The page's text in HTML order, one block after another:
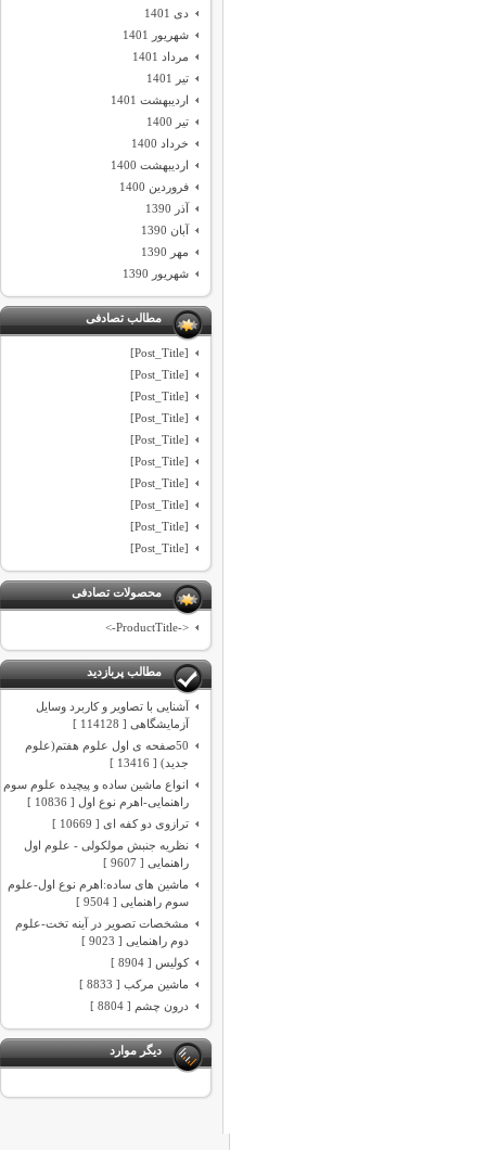
دی 1401
شهریور 1401
مرداد 1401
تیر 1401
اردیبهشت 1401
تیر 1400
خرداد 1400
اردیبهشت 1400
فروردین 1400
آذر 1390
آبان 1390
مهر 1390
شهریور 1390
مطالب تصادفی
[Post_Title]
[Post_Title]
[Post_Title]
[Post_Title]
[Post_Title]
[Post_Title]
[Post_Title]
[Post_Title]
[Post_Title]
[Post_Title]
محصولات تصادفی
<-ProductTitle->
مطالب پربازدید
آشنایی با تصاویر و کاربرد وسایل
آزمایشگاهی [ 114128 ]
50صفحه ی اول علوم هفتم(علوم
جدید) [ 13416 ]
انواع ماشین ساده و پیچیده علوم سوم
راهنمایی-اهرم نوع اول [ 10836 ]
ترازوی دو کفه ای [ 10669 ]
نظریه جنبش مولکولی - علوم اول
راهنمایی [ 9607 ]
ماشین های ساده:اهرم نوع اول-علوم
سوم راهنمایی [ 9504 ]
مشخصات تصویر در آینه تخت-علوم
دوم راهنمایی [ 9023 ]
کولیس [ 8904 ]
ماشین مرکب [ 8833 ]
درون چشم [ 8804 ]
دیگر موارد